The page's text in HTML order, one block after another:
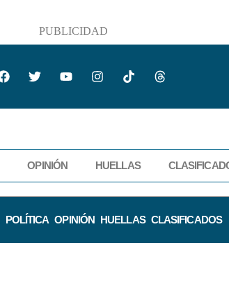
PUBLICIDAD
OPINIÓN HUELLAS
POLÍTICA OPINIÓN HUELLAS CLASIFICADOS